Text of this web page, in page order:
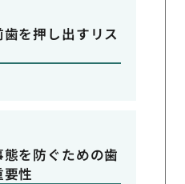
を押し出すリス
を防ぐための歯
性